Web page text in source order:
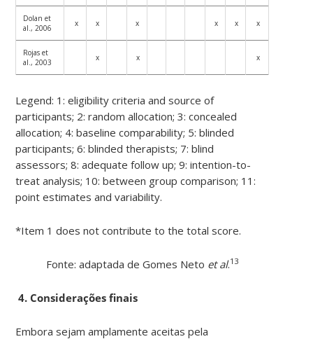
Dolan et
al., 2006
x x x x x x
Rojas et
al., 2003
x x x
Legend: 1: eligibility criteria and source of
participants; 2: random allocation; 3: concealed
allocation; 4: baseline comparability; 5: blinded
participants; 6: blinded therapists; 7: blind
assessors; 8: adequate follow up; 9: intention-to-
treat analysis; 10: between group comparison; 11:
point estimates and variability.
*Item 1 does not contribute to the total score.
Fonte: adaptada de Gomes Neto et al.13
4. Considerações finais
Embora sejam amplamente aceitas pela